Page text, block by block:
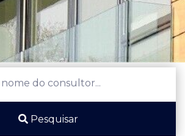
Pesquisar